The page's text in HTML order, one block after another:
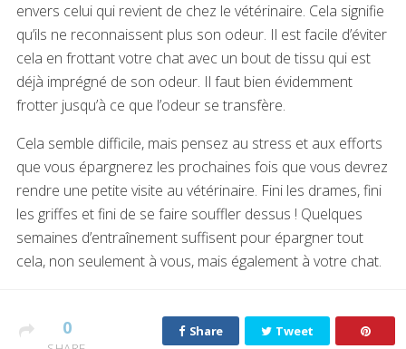
envers celui qui revient de chez le vétérinaire. Cela signifie
qu’ils ne reconnaissent plus son odeur. Il est facile d’éviter
cela en frottant votre chat avec un bout de tissu qui est
déjà imprégné de son odeur. Il faut bien évidemment
frotter jusqu’à ce que l’odeur se transfère.
Cela semble difficile, mais pensez au stress et aux efforts
que vous épargnerez les prochaines fois que vous devrez
rendre une petite visite au vétérinaire. Fini les drames, fini
les griffes et fini de se faire souffler dessus ! Quelques
semaines d’entraînement suffisent pour épargner tout
cela, non seulement à vous, mais également à votre chat.
0 Share Tweet